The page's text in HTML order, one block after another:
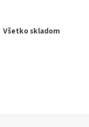
Všetko skladom